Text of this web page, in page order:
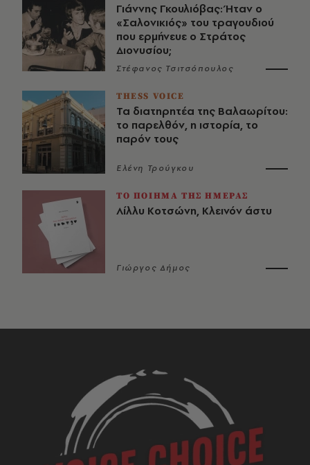
Γιάννης Γκουλιόβας: Ήταν ο
«Σαλονικιός» του τραγουδιού
που ερμήνευε ο Στράτος
Διονυσίου;
Στέφανος Τσιτσόπουλος
THESS VOICE
Τα διατηρητέα της Βαλαωρίτου:
το παρελθόν, η ιστορία, το
παρόν τους
Ελένη Τρούγκου
ΤΟ ΠΟΙΗΜΑ ΤΗΣ ΗΜΕΡΑΣ
Λίλλυ Κοτσώνη, Κλεινόν άστυ
Γιώργος Δήμος